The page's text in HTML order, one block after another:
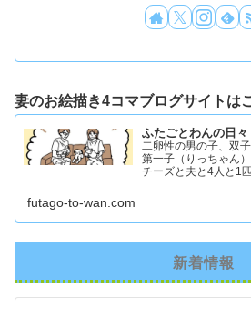
妻のお絵描き4コマブログサイトは
ふたごとわんの日々
二卵性の男の子、双
第一子（りっちゃん
チーズと夫と4人と1
futago-to-wan.com
新着情報